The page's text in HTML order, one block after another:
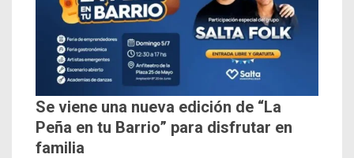
Se viene una nueva edición de “La
Peña en tu Barrio” para disfrutar en
familia